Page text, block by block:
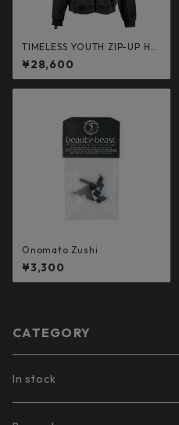
TIMELESS YOUTH ZIP-UP HO
ODED (DARK GRAY)
¥28,600
Onomato Zushi
¥3,300
CATEGORY
In stock